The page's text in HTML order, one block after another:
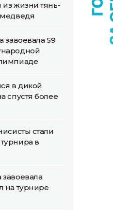
жизни тянь-
завоевала 59
в дикой
спустя более
стали
в
на турнире